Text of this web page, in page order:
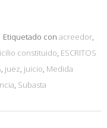
Etiquetado con acreedor,
constituido, ESCRITOS
, juez, juicio, Medida
, Subasta